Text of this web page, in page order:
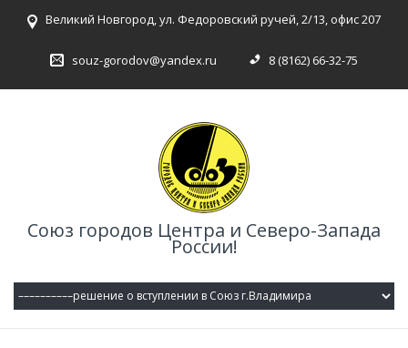
Великий Новгород, ул. Федоровский ручей, 2/13, офис 207
souz-gorodov@yandex.ru 8 (8162) 66-32-75
Союз городов Центра и Северо-Запада
России!